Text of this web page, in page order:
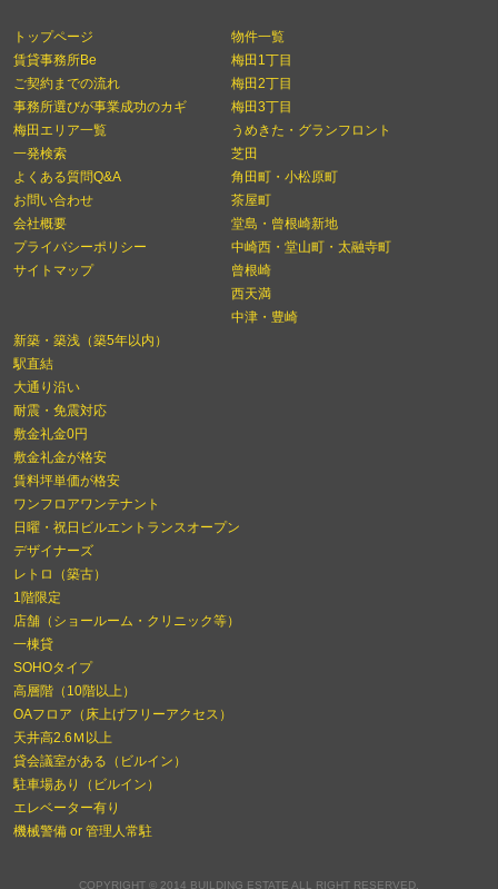
トップページ
賃貸事務所Be
ご契約までの流れ
事務所選びが事業成功のカギ
梅田エリア一覧
一発検索
よくある質問Q&A
お問い合わせ
会社概要
プライバシーポリシー
サイトマップ
物件一覧
梅田1丁目
梅田2丁目
梅田3丁目
うめきた・グランフロント
芝田
角田町・小松原町
茶屋町
堂島・曾根崎新地
中崎西・堂山町・太融寺町
曾根崎
西天満
中津・豊崎
新築・築浅（築5年以内）
駅直結
大通り沿い
耐震・免震対応
敷金礼金0円
敷金礼金が格安
賃料坪単価が格安
ワンフロアワンテナント
日曜・祝日ビルエントランスオープン
デザイナーズ
レトロ（築古）
1階限定
店舗（ショールーム・クリニック等）
一棟貸
SOHOタイプ
高層階（10階以上）
OAフロア（床上げフリーアクセス）
天井高2.6Ｍ以上
貸会議室がある（ビルイン）
駐車場あり（ビルイン）
エレベーター有り
機械警備 or 管理人常駐
COPYRIGHT © 2014 BUILDING ESTATE ALL RIGHT RESERVED.